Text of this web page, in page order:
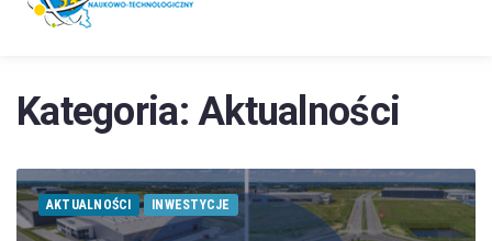
Kategoria:Aktualności
AKTUALNOŚCI INWESTYCJE